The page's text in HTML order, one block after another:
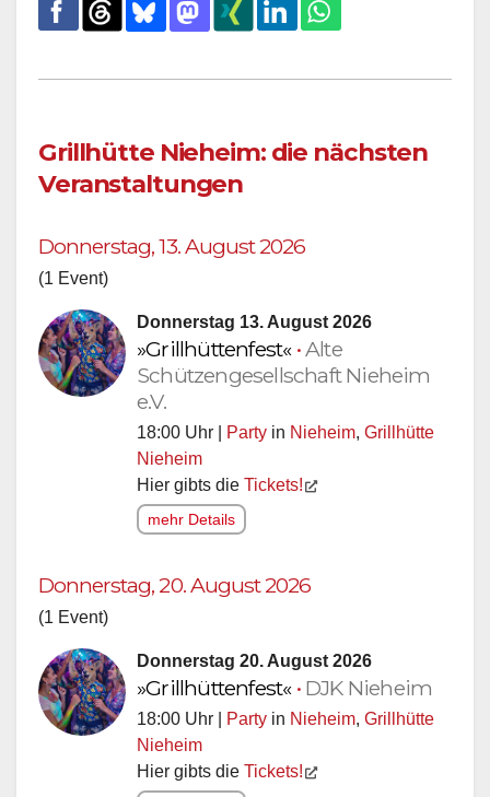
Grillhütte Nieheim: die nächsten
Veranstaltungen
Donnerstag, 13. August 2026
(1 Event)
Donnerstag 13. August 2026
»Grillhüttenfest« •Alte
Schützengesellschaft Nieheim
e.V.
18:00 Uhr | Party in Nieheim, Grillhütte
Nieheim
Hier gibts die Tickets!
mehr Details
Donnerstag, 20. August 2026
(1 Event)
Donnerstag 20. August 2026
»Grillhüttenfest« • DJK Nieheim
18:00 Uhr | Party in Nieheim, Grillhütte
Nieheim
Hier gibts die Tickets!